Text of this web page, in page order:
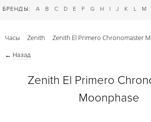
БРЕНДЫ: A B C D E F G H I J K L M
Часы Zenith Zenith El Primero Chronomaster
← Назад
Zenith El Primero
Moonphase